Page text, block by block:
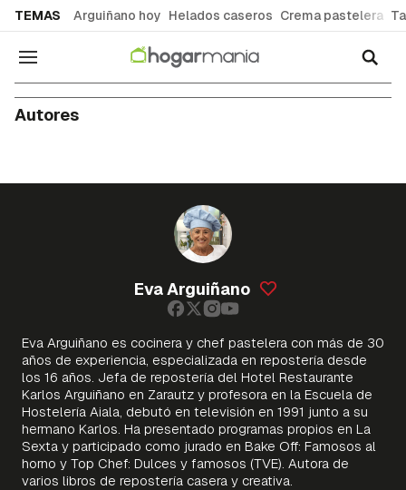
TEMAS Arguiñano hoy Helados caseros Crema pastelera
Navegación
Autores
Eva Arguiñano
Eva Arguiñano es cocinera y chef pastelera con más de 30
años de experiencia, especializada en repostería desde
los 16 años. Jefa de repostería del Hotel Restaurante
Karlos Arguiñano en Zarautz y profesora en la Escuela de
Hostelería Aiala, debutó en televisión en 1991 junto a su
hermano Karlos. Ha presentado programas propios en La
Sexta y participado como jurado en Bake Off: Famosos al
horno y Top Chef: Dulces y famosos (TVE). Autora de
varios libros de repostería casera y creativa.